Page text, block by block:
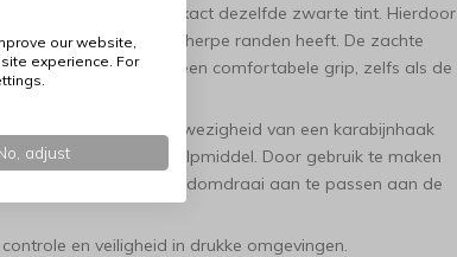
soepel nappaleer in exact dezelfde zwarte tint. Hierdoor
hand ligt en geen scherpe randen heeft. De zachte
wat zorgt voor een comfortabele grip, zelfs als de
De aanwezigheid van een karabijnhaak
tot een veelzijdig hulpmiddel. Door gebruik te maken
is de riem in een handomdraai aan te passen aan de
en veiligheid in drukke omgevingen.
our website,
experience. For
adjust